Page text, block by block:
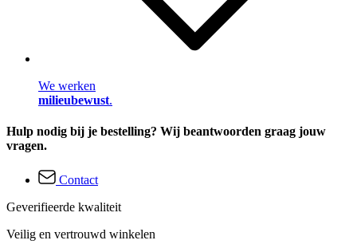
We werken
milieubewust.
Hulp nodig bij je bestelling? Wij beantwoorden graag jouw
vragen.
Contact
Geverifieerde kwaliteit
Veilig en vertrouwd winkelen